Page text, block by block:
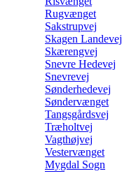
Rugvænget
Sakstrupvej
Skagen Landevej
Skærengvej
Snevre Hedevej
Snevrevej
Sønderhedevej
Søndervænget
Tangsgårdsvej
Træholtvej
Vagthøjvej
Vestervænget
Mygdal Sogn